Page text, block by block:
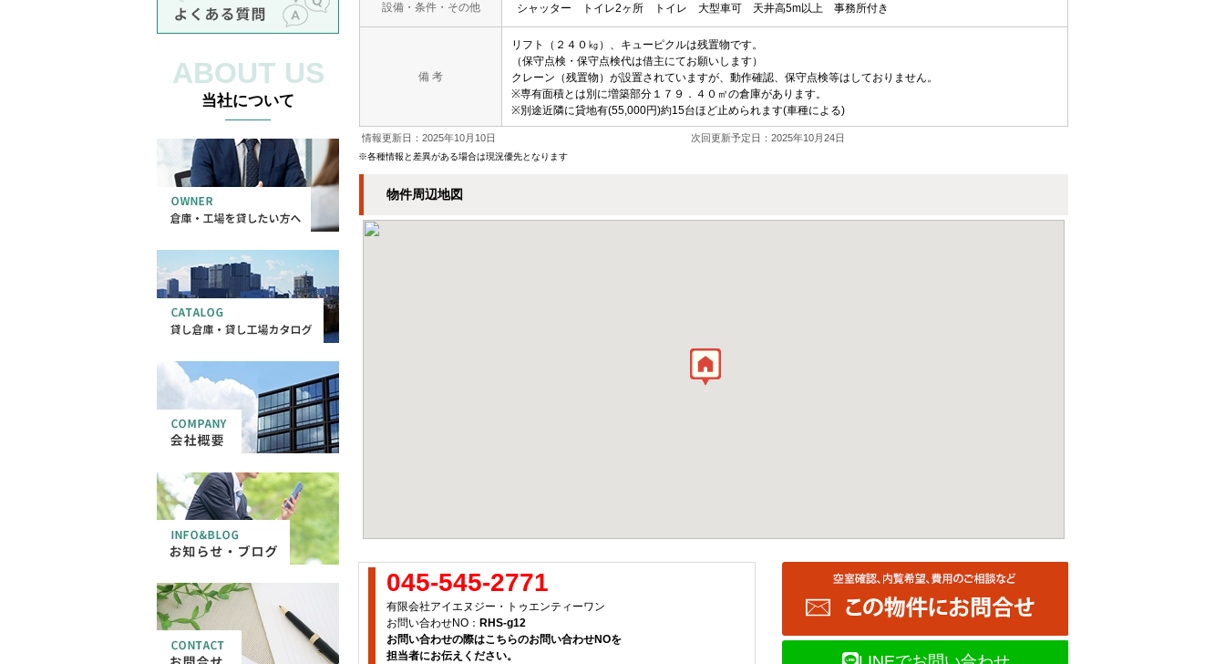
設備・条件・その他 シャッター トイレ2ヶ所 トイレ 大型車可 天井高5m以上 事務所付き
備 考
リフト（２４０㎏）、キューピクルは残置物です。
（保守点検・保守点検代は借主にてお願いします）
クレーン（残置物）が設置されていますが、動作確認、保守点検等はしておりません。
※専有面積とは別に増築部分１７９．４０㎡の倉庫があります。
※別途近隣に貸地有(55,000円)約15台ほど止められます(車種による)
情報更新日：2025年10月10日 次回更新予定日：2025年10月24日
※各種情報と差異がある場合は現況優先となります
物件周辺地図
045-545-2771
有限会社アイエヌジー・トゥエンティーワン
お問い合わせNO： RHS-g12
お問い合わせの際はこちらのお問い合わせNOを
担当者にお伝えください。
ABOUT US
当社について